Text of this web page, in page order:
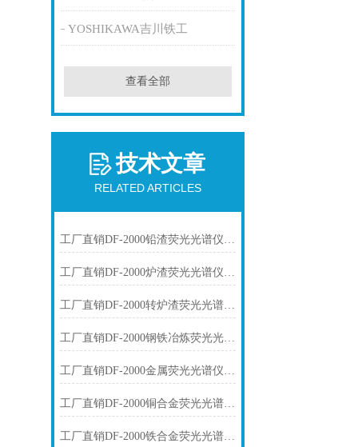
YOSHIKAWA吉川铁工
查看全部
技术文章
RELATED ARTICLES
工厂直销DF-2000铅渣荧光光谱仪技术参数
工厂直销DF-2000炉渣荧光光谱仪技术参数
工厂直销DF-2000转炉渣荧光光谱仪技术参数
工厂直销DF-2000钢铁冶炼荧光光谱仪技术参数
工厂直销DF-2000金属荧光光谱仪技术参数
工厂直销DF-2000铜合金荧光光谱仪技术参数
工厂直销DF-2000铁合金荧光光谱仪技术参数